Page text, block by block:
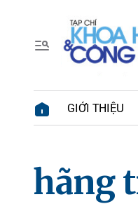
GIỚI THIỆU
hãng